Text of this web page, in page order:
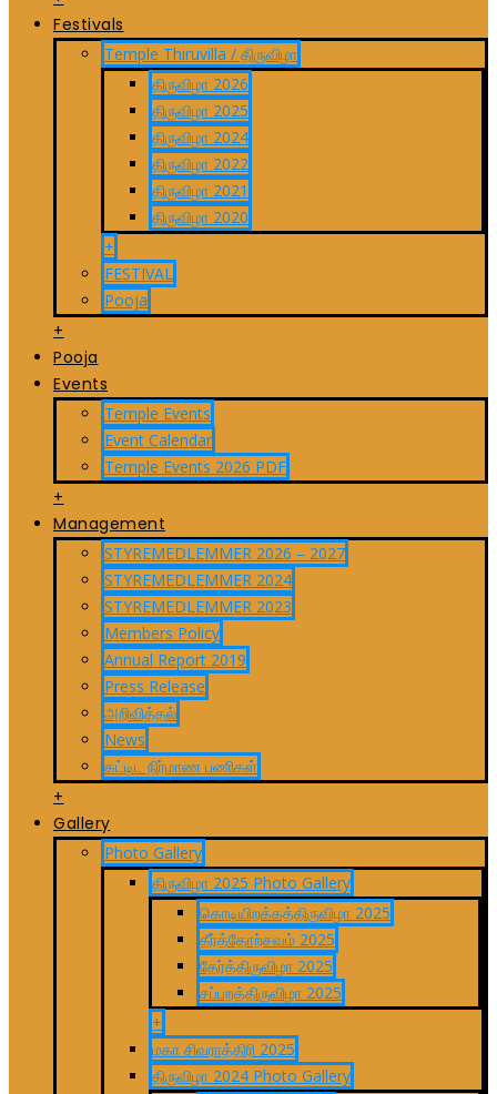
Festivals
Temple Thiruvilla / திருவிழா
திருவிழா 2026
திருவிழா 2025
திருவிழா 2024
திருவிழா 2022
திருவிழா 2021
திருவிழா 2020
+
FESTIVAL
Pooja
+
Pooja
Events
Temple Events
Event Calendar
Temple Events 2026 PDF
+
Management
STYREMEDLEMMER 2026 – 2027
STYREMEDLEMMER 2024
STYREMEDLEMMER 2023
Members Policy
Annual Report 2019
Press Release
அறிவித்தல்
News
கட்டிட நிர்மாண பணிகள்
+
Gallery
Photo Gallery
திருவிழா 2025 Photo Gallery
கொடியிறக்கத்திருவிழா 2025
தீர்த்தோற்சவம் 2025
தேர்த்திருவிழா 2025
சப்பறத்திருவிழா 2025
+
மகா சிவராத்திரி 2025
திருவிழா 2024 Photo Gallery